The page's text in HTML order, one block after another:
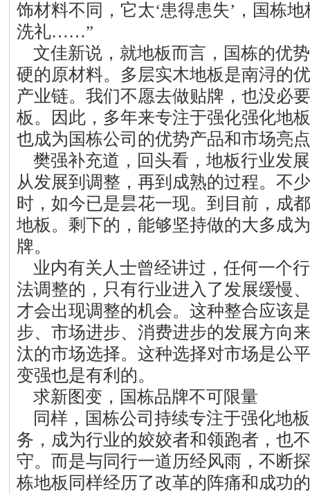
饰材料不同，它太‘患得患失’，国栋
洗礼……”
文佳新说，就地板而言，国栋的优
硬的原材料。多层实木地板是南浔的
产业链。我们不愿去做贴牌，也没必
板。因此，多年来专注于强化强化地
也成为国栋公司的优势产品和市场亮
樊强补充道，回头看，地板行业发
从发展到调整，再到成熟的过程。不
时，如今已是昙花一现。到目前，成
地板。剩下的，能够坚持做的大多成
牌。
业内有关人士曾经讲过，任何一个
法调整的，只有行业进入了发展缓慢
才会出现调整的机会。这种整合应该
步、市场进步、消费进步的发展方向
汰的市场选择。这种选择对市场是公
变强也是有利的。
求新图变，国栋品牌不可限量
同样，国栋公司持续专注于强化地
务，成为行业的姣姣者和领跑者，也
守。而是与同行一道历经风雨，不断
栋地板同样经历了改革的阵痛和成功